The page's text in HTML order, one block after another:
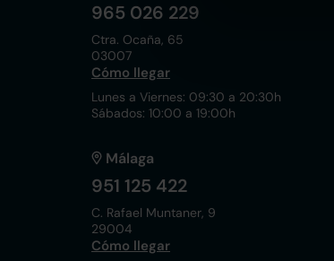
965 026 229
Ctra. Ocaña, 65
03007
Cómo llegar
Lunes a Viernes: 09:30 a 20:30h
Sábados: 10:00 a 19:00h
Málaga
951 125 422
C. Rafael Muntaner, 9
29004
Cómo llegar